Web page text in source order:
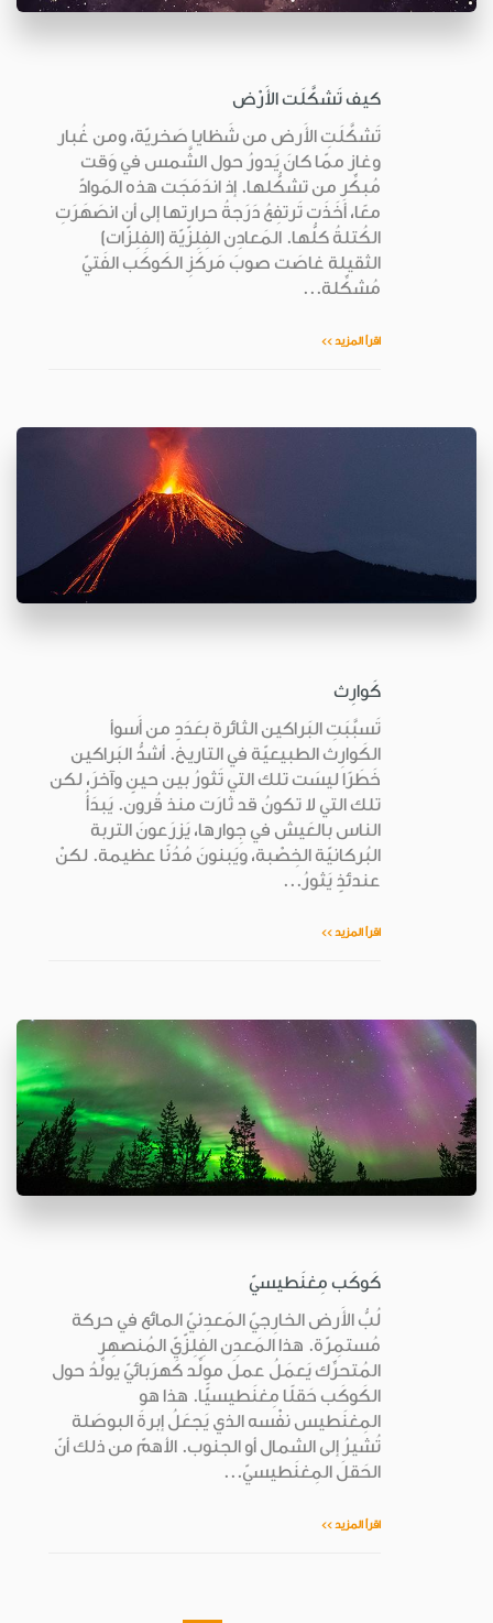
كيف تَشكَّلَت الأَرْض
تَشكَّلَتِ الأَرض من شَظايا صَخريّة، ومن غُبار
وغاز ممّا كانَ يَدورُ حول الشَّمس في وَقت
مُبكِّر من تشكُّلها. إذ اندَمَجَت هذه المَوادّ
معًا، أَخَذَت تَرتفِعُ دَرَجةُ حرارتها إلى أن انصَهَرَتِ
الكُتلةُ كلُّها. المَعادِن الفِلِزّيّة (الفِلِزّات)
الثقيلة غاصَت صوبَ مَركَزِ الكَوكَب الفَتيّ
مُشكِّلة...
اقرأ المزيد >>
كَوارِث
تَسبَّبَتِ البَراكين الثائرة بعَدَدٍ من أَسوأ
الكَوارِث الطبيعيّة في التاريخ. أشدُّ البَراكين
خَطَرًا ليسَت تلك التي تَثورُ بين حينٍ وآخرَ، لكن
تلك التي لا تكونُ قد ثارَت منذ قُرون. يَبدَأُ
الناس بالعَيش في جِوارها، يَزرَعونَ التربة
البُركانيّة الخِصْبة، ويَبنونَ مُدُنًا عظيمة. لكنْ
عندئذٍ يَثورُ...
اقرأ المزيد >>
كَوكَب مِغنَطيسيّ
لُبُّ الأَرض الخارِجيّ المَعدِنيّ المائع في حركة
مُستمِرّة. هذا المَعدِن الفِلِزّيّ المُنصهِر
المُتحرِّك يَعمَلُ عملَ مولِّد كَهرَبائيّ يولِّدُ حول
الكَوكَب حَقلًا مِغنَطيسيًّا. هذا هو
المِغنَطيس نفْسه الذي يَجعَلُ إبرةَ البوصَلة
تُشيرُ إلى الشمال أو الجنوب. الأهمّ من ذلك أنّ
الحَقلَ المِغنَطيسيّ...
اقرأ المزيد >>